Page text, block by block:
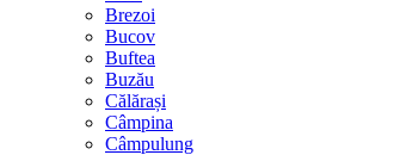
Brezoi
Bucov
Buftea
Buzău
Călărași
Câmpina
Câmpulung